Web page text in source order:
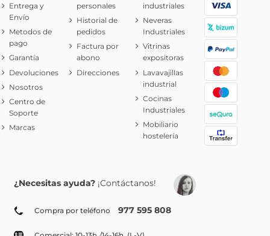
Entrega y
Envío
Metodos de
pago
Garantía
Devoluciones
Nosotros
Centro de
Soporte
Marcas
personales
Historial de
pedidos
Factura por
abono
Direcciones
industriales
Neveras
Industriales
Vitrinas
expositoras
Lavavajillas
industrial
Cocinas
Industriales
Mobiliario
hostelería
¿Necesitas ayuda? ¡Contáctanos!
Compra por teléfono 977 595 808